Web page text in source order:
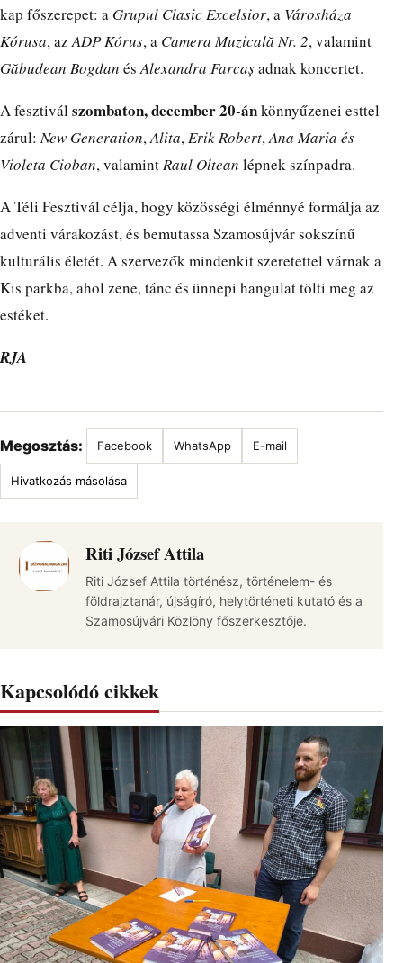
kap főszerepet: a Grupul Clasic Excelsior, a Városháza
Kórusa, azADP Kórus, a Camera Muzicală Nr. 2, valamint
Găbudean Bogdan ésAlexandra Farcașadnak koncertet.
A fesztivál szombaton, december 20-ánkönnyűzenei esttel
zárul:New Generation,Alita,Erik Robert,Ana Maria és
Violeta Cioban, valamintRaul Oltean lépnek színpadra.
A Téli Fesztivál célja, hogy közösségi élménnyé formálja az
adventi várakozást, és bemutassa Szamosújvár sokszínű
kulturális életét. A szervezők mindenkit szeretettel várnak a
Kis parkba, ahol zene, tánc és ünnepi hangulat tölti meg az
estéket.
RJA
Megosztás: Facebook WhatsApp E-mail
Hivatkozás másolása
Riti József Attila
Riti József Attila történész, történelem- és
földrajztanár, újságíró, helytörténeti kutató és a
Szamosújvári Közlöny főszerkesztője.
Kapcsolódó cikkek